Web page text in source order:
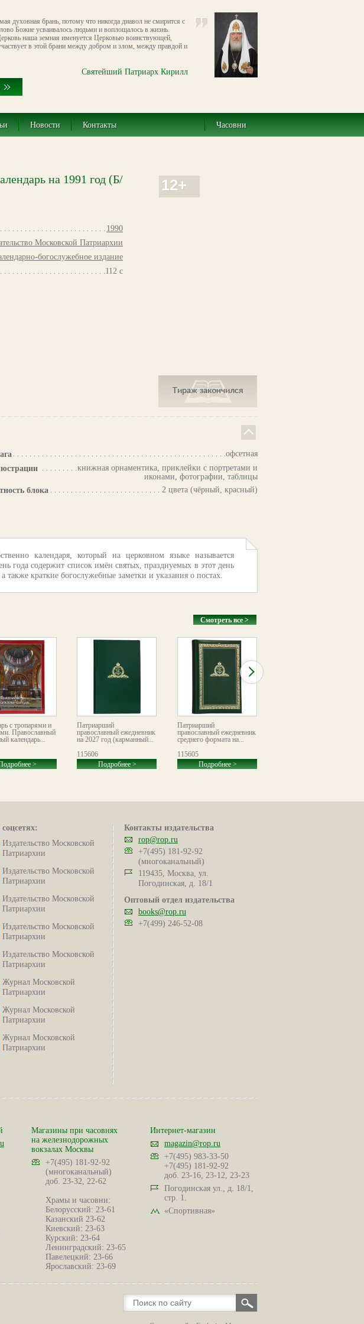
духовная брань, потому что никогда диавол не смирится с
Божие усваивалось людьми и воплощалось в жизнь.
наша земная именуется Церковью воинствующей,
в этой брани между добром и злом, между правдой и
Святейший Патриарх Кирилл
Новости Контакты Часовни
12+
на 1991 год (Б/
1990
Московской Патриархии
богослужебное издание
112 с
офсетная
книжная орнаментика, приклейки с портретами и
иконами, фотографии, таблицы
блока
2 цвета (чёрный, красный)
календаря, который на церковном языке называется
года содержит список имён святых, празднуемых в этот день
краткие богослужебные заметки и указания о постах.
Смотреть все >
с тропарями и
Православный
календарь...
>
Патриарший
православный ежедневник
на 2027 год (карманный...
115606
Подробнее >
Патриарший
православный ежедневник
среднего формата на...
115605
Подробнее >
Издательство Московской
Патриархии
Издательство Московской
Патриархии
Издательство Московской
Патриархии
Издательство Московской
Патриархии
Издательство Московской
Патриархии
Журнал Московской
Патриархии
Журнал Московской
Патриархии
Журнал Московской
Патриархии
Контакты издательства
rop@rop.ru
+7(495) 181-92-92
(многоканальный)
119435, Москва, ул.
Погодинская, д. 18/1
Оптовый отдел издательства
books@rop.ru
+7(499) 246-52-08
Магазины при часовнях
на железнодорожных
вокзалах Москвы
+7(495) 181-92-92
(многоканальный)
доб. 23-32, 22-62
Храмы и часовни:
Белорусский: 23-61
Казанский 23-62
Киевский: 23-63
Курский: 23-64
Ленинградский: 23-65
Павелецкий: 23-66
Ярославский: 23-69
Интернет-магазин
magazin@rop.ru
+7(495) 983-33-50
+7(495) 181-92-92
доб. 23-16, 23-12, 23-23
Погодинская ул., д. 18/1,
стр. 1.
«Спортивная»